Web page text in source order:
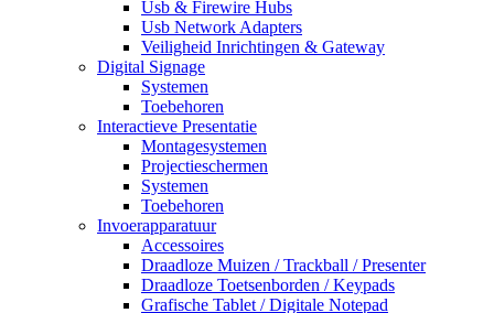
Usb & Firewire Hubs
Usb Network Adapters
Veiligheid Inrichtingen & Gateway
Digital Signage
Systemen
Toebehoren
Interactieve Presentatie
Montagesystemen
Projectieschermen
Systemen
Toebehoren
Invoerapparatuur
Accessoires
Draadloze Muizen / Trackball / Presenter
Draadloze Toetsenborden / Keypads
Grafische Tablet / Digitale Notepad